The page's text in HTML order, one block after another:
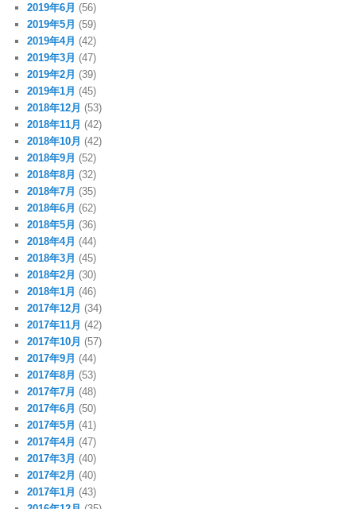
2019年6月 (56)
2019年5月 (59)
2019年4月 (42)
2019年3月 (47)
2019年2月 (39)
2019年1月 (45)
2018年12月 (53)
2018年11月 (42)
2018年10月 (42)
2018年9月 (52)
2018年8月 (32)
2018年7月 (35)
2018年6月 (62)
2018年5月 (36)
2018年4月 (44)
2018年3月 (45)
2018年2月 (30)
2018年1月 (46)
2017年12月 (34)
2017年11月 (42)
2017年10月 (57)
2017年9月 (44)
2017年8月 (53)
2017年7月 (48)
2017年6月 (50)
2017年5月 (41)
2017年4月 (47)
2017年3月 (40)
2017年2月 (40)
2017年1月 (43)